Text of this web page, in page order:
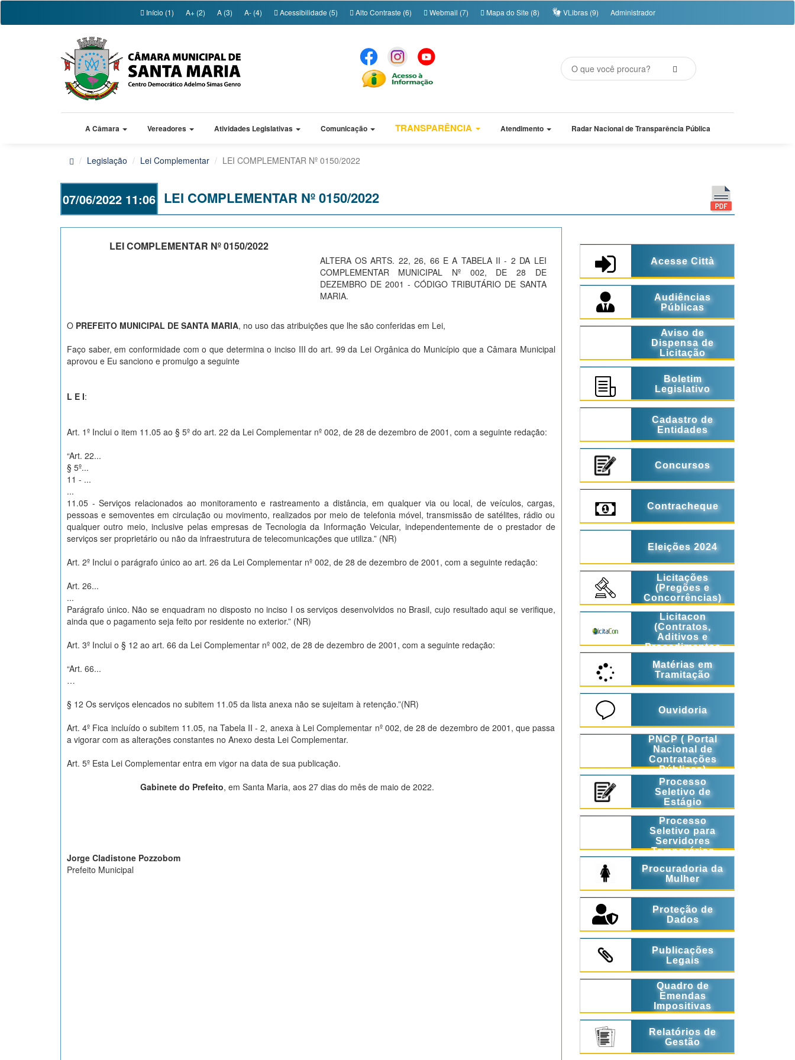
Início (1) A+ (2) A (3) A- (4) Acessibilidade (5) Alto Contraste (6) Webmail (7) Mapa do Site (8) VLibras (9) Administrador
A Câmara Vereadores Atividades Legislativas Comunicação TRANSPARÊNCIA Atendimento Radar Nacional de Transparência Pública
Legislação Lei Complementar LEI COMPLEMENTAR Nº 0150/2022
07/06/2022 11:06 LEI COMPLEMENTAR Nº 0150/2022
LEI COMPLEMENTAR Nº 0150/2022
ALTERA OS ARTS. 22, 26, 66 E A TABELA II - 2 DA LEI
COMPLEMENTAR MUNICIPAL Nº 002, DE 28 DE
DEZEMBRO DE 2001 - CÓDIGO TRIBUTÁRIO DE SANTA
MARIA.
O PREFEITO MUNICIPAL DE SANTA MARIA, no uso das atribuições que lhe são conferidas em Lei,
Faço saber, em conformidade com o que determina o inciso III do art. 99 da Lei Orgânica do Município que a Câmara Municipal
aprovou e Eu sanciono e promulgo a seguinte
L E I:
Art. 1º Inclui o item 11.05 ao § 5º do art. 22 da Lei Complementar nº 002, de 28 de dezembro de 2001, com a seguinte redação:
“Art. 22...
§ 5º...
11 - ...
...
11.05 - Serviços relacionados ao monitoramento e rastreamento a distância, em qualquer via ou local, de veículos, cargas,
pessoas e semoventes em circulação ou movimento, realizados por meio de telefonia móvel, transmissão de satélites, rádio ou
qualquer outro meio, inclusive pelas empresas de Tecnologia da Informação Veicular, independentemente de o prestador de
serviços ser proprietário ou não da infraestrutura de telecomunicações que utiliza.” (NR)
Art. 2º Inclui o parágrafo único ao art. 26 da Lei Complementar nº 002, de 28 de dezembro de 2001, com a seguinte redação:
Art. 26...
...
Parágrafo único. Não se enquadram no disposto no inciso I os serviços desenvolvidos no Brasil, cujo resultado aqui se verifique,
ainda que o pagamento seja feito por residente no exterior.” (NR)
Art. 3º Inclui o § 12 ao art. 66 da Lei Complementar nº 002, de 28 de dezembro de 2001, com a seguinte redação:
“Art. 66...
…
§ 12 Os serviços elencados no subitem 11.05 da lista anexa não se sujeitam à retenção.”(NR)
Art. 4º Fica incluído o subitem 11.05, na Tabela II - 2, anexa à Lei Complementar nº 002, de 28 de dezembro de 2001, que passa
a vigorar com as alterações constantes no Anexo desta Lei Complementar.
Art. 5º Esta Lei Complementar entra em vigor na data de sua publicação.
Gabinete do Prefeito, em Santa Maria, aos 27 dias do mês de maio de 2022.
Jorge Cladistone Pozzobom
Prefeito Municipal
Acesse Città
Audiências
Públicas
Aviso de
Dispensa de
Licitação
Boletim
Legislativo
Cadastro de
Entidades
Concursos
Contracheque
Eleições 2024
Licitações
(Pregões e
Concorrências)
Licitacon
(Contratos,
Aditivos e
Procedimentos
Matérias em
Tramitação
Ouvidoria
PNCP ( Portal
Nacional de
Contratações
Públicas)
Processo
Seletivo de
Estágio
Processo
Seletivo para
Servidores
Temporários
Procuradoria da
Mulher
Proteção de
Dados
Publicações
Legais
Quadro de
Emendas
Impositivas
Relatórios de
Gestão